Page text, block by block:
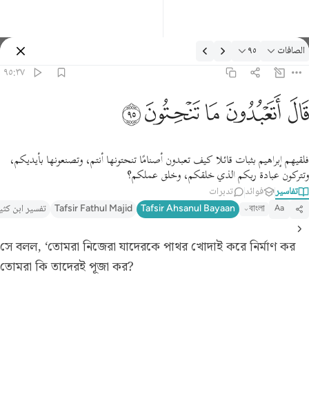
التفسير: الصافات ٩٥:٣٧
الصافات ٩٥
٩٥:٣٧
قال اتعبدون ما تنحتون ٩٥
قَالَ أَتَعْبُدُونَ مَا تَنْحِتُونَ ٩٥
ﲟﲠﲡﲢﲣ
فلقيهم إبراهيم بثبات قائلا كيف تعبدون أصنامًا تنحتونها أنتم، وتصنعونها بأيديكم،
وتتركون عبادة ربكم الذي خلقكم، وخلق عملكم؟
تفاسير فوائد تدبرات
Aa
বাংলা
Tafsir Ahsanul Bayaan
Tafsir Fathul Majid تفسير ابن
সে বলল, ‘তোমরা নিজেরা যাদেরকে পাথর খোদাই করে নির্মাণ কর
তোমরা কি তাদেরই পূজা কর?